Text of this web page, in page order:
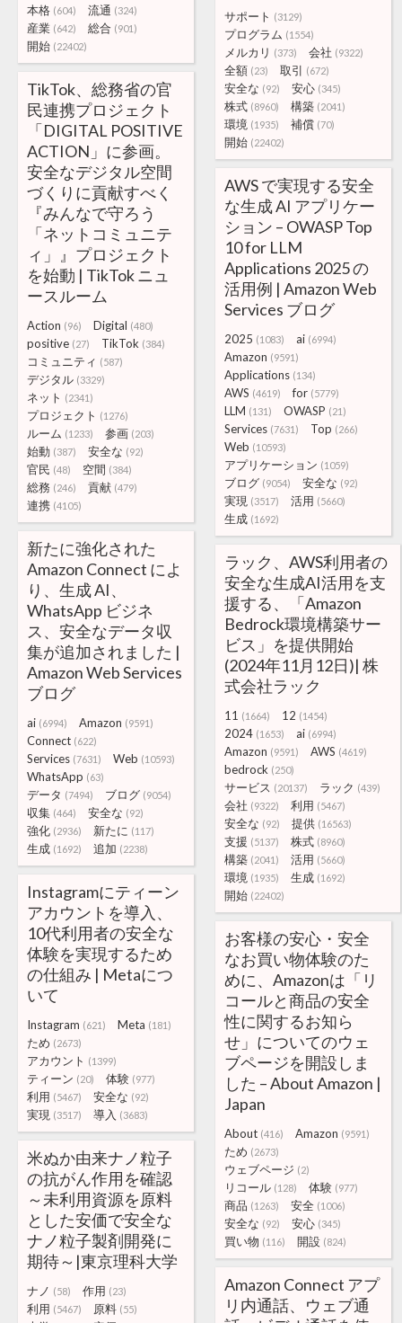
本格 (604) 流通 (324)
産業 (642) 総合 (901)
開始 (22402)
サポート (3129)
プログラム (1554)
メルカリ (373) 会社 (9322)
全額 (23) 取引 (672)
安全な (92) 安心 (345)
株式 (8960) 構築 (2041)
環境 (1935) 補償 (70)
開始 (22402)
TikTok、総務省の官
民連携プロジェクト
「DIGITAL POSITIVE
ACTION」に参画。
安全なデジタル空間
づくりに貢献すべく
『みんなで守ろう
「ネットコミュニテ
ィ」』プロジェクト
を始動 | TikTok ニュ
ースルーム
Action (96) Digital (480)
positive (27) TikTok (384)
コミュニティ (587)
デジタル (3329)
ネット (2341)
プロジェクト (1276)
ルーム (1233) 参画 (203)
始動 (387) 安全な (92)
官民 (48) 空間 (384)
総務 (246) 貢献 (479)
連携 (4105)
AWS で実現する安全
な生成 AI アプリケー
ション – OWASP Top
10 for LLM
Applications 2025 の
活用例 | Amazon Web
Services ブログ
2025 (1083) ai (6994)
Amazon (9591)
Applications (134)
AWS (4619) for (5779)
LLM (131) OWASP (21)
Services (7631) Top (266)
Web (10593)
アプリケーション (1059)
ブログ (9054) 安全な (92)
実現 (3517) 活用 (5660)
生成 (1692)
新たに強化された
Amazon Connect によ
り、生成 AI、
WhatsApp ビジネ
ス、安全なデータ収
集が追加されました |
Amazon Web Services
ブログ
ai (6994) Amazon (9591)
Connect (622)
Services (7631) Web (10593)
WhatsApp (63)
データ (7494) ブログ (9054)
収集 (464) 安全な (92)
強化 (2936) 新たに (117)
生成 (1692) 追加 (2238)
ラック、AWS利用者の
安全な生成AI活用を支
援する、「Amazon
Bedrock環境構築サー
ビス」を提供開始
(2024年11月12日)| 株
式会社ラック
11 (1664) 12 (1454)
2024 (1653) ai (6994)
Amazon (9591) AWS (4619)
bedrock (250)
サービス (20137) ラック (439)
会社 (9322) 利用 (5467)
安全な (92) 提供 (16563)
支援 (5137) 株式 (8960)
構築 (2041) 活用 (5660)
環境 (1935) 生成 (1692)
開始 (22402)
Instagramにティーン
アカウントを導入、
10代利用者の安全な
体験を実現するため
の仕組み | Metaにつ
いて
Instagram (621) Meta (181)
ため (2673)
アカウント (1399)
ティーン (20) 体験 (977)
利用 (5467) 安全な (92)
実現 (3517) 導入 (3683)
お客様の安心・安全
なお買い物体験のた
めに、Amazonは「リ
コールと商品の安全
性に関するお知ら
せ」についてのウェ
ブページを開設しま
した – About Amazon |
Japan
About (416) Amazon (9591)
ため (2673)
ウェブページ (2)
リコール (128) 体験 (977)
商品 (1263) 安全 (1006)
安全な (92) 安心 (345)
買い物 (116) 開設 (824)
米ぬか由来ナノ粒子
の抗がん作用を確認
～未利用資源を原料
とした安価で安全な
ナノ粒子製剤開発に
期待～|東京理科大学
ナノ (58) 作用 (23)
利用 (5467) 原料 (55)
Amazon Connect アプ
リ内通話、ウェブ通